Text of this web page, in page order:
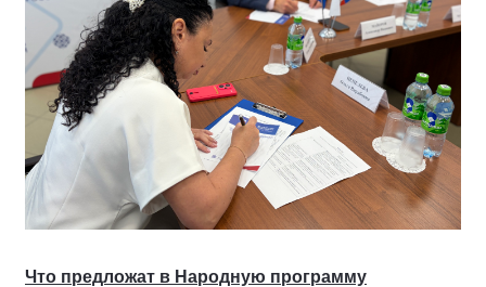
Что предложат в Народную программу